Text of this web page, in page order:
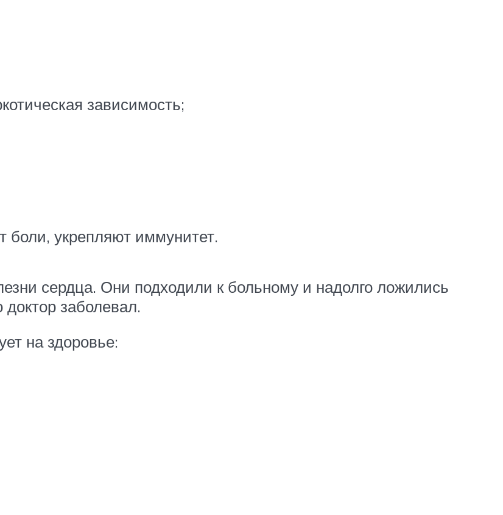
зависимость;
боли, укрепляют иммунитет.
сердца. Они подходили к больному и надолго ложились
заболевал.
на здоровье: